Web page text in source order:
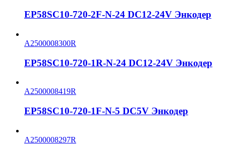
EP58SC10-720-2F-N-24 DC12-24V Энкодер
A2500008300R
EP58SC10-720-1R-N-24 DC12-24V Энкодер
A2500008419R
EP58SC10-720-1F-N-5 DC5V Энкодер
A2500008297R